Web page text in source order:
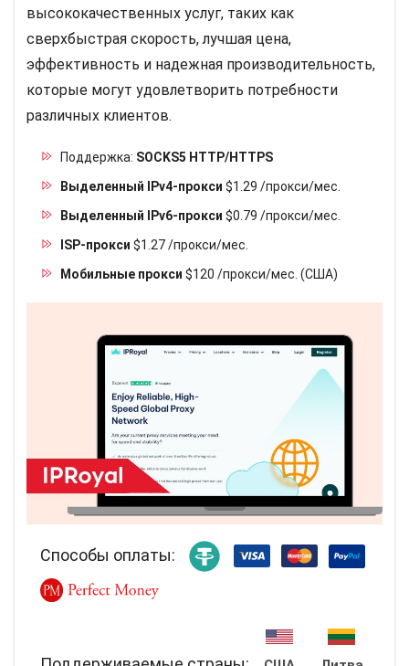
высококачественных услуг, таких как
сверхбыстрая скорость, лучшая цена,
эффективность и надежная производительность,
которые могут удовлетворить потребности
различных клиентов.
Поддержка: SOCKS5 HTTP/HTTPS
Выделенный IPv4-прокси $1.29 /прокси/мес.
Выделенный IPv6-прокси $0.79 /прокси/мес.
ISP-прокси $1.27 /прокси/мес.
Мобильные прокси $120 /прокси/мес. (США)
Способы оплаты: